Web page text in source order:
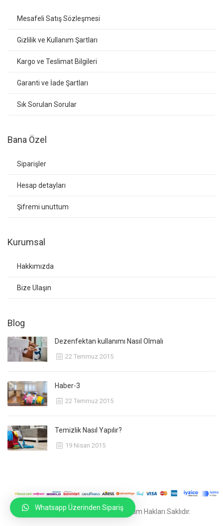
Mesafeli Satış Sözleşmesi
Gizlilik ve Kullanım Şartları
Kargo ve Teslimat Bilgileri
Garanti ve İade Şartları
Sık Sorulan Sorular
Bana Özel
Siparişler
Hesap detayları
Şifremi unuttum
Kurumsal
Hakkımızda
Bize Ulaşın
Blog
Dezenfektan kullanımı Nasıl Olmalı
22 Temmuz 2015
Haber-3
22 Temmuz 2015
Temizlik Nasıl Yapılır?
19 Nisan 2015
© 2020Ankara Reklam Ajansı Tüm Hakları Saklıdır.
Whatsapp Üzerinden Sipariş